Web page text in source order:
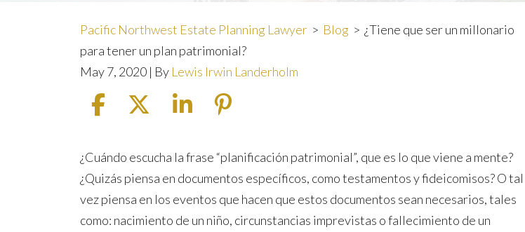
Pacific Northwest Estate Planning Lawyer > Blog > ¿Tiene que ser un millonario
para tener un plan patrimonial?
May 7, 2020 | By Lewis Irwin Landerholm
¿Tiene
que
ser
un
¿Cuándo escucha la frase “planificación patrimonial”, que es lo que viene a mente?
¿Quizás piensa en documentos específicos, como testamentos y fideicomisos? O tal
vez piensa en los eventos que hacen que estos documentos sean necesarios, tales
como: nacimiento de un niño, circunstancias imprevistas o fallecimiento de un